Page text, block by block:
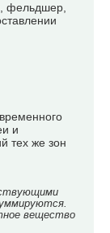
фельдшер,
и
тех же зон
вещество